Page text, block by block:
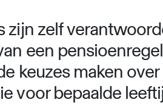
zijn zelf
een
keuzes maken
voor bepaalde